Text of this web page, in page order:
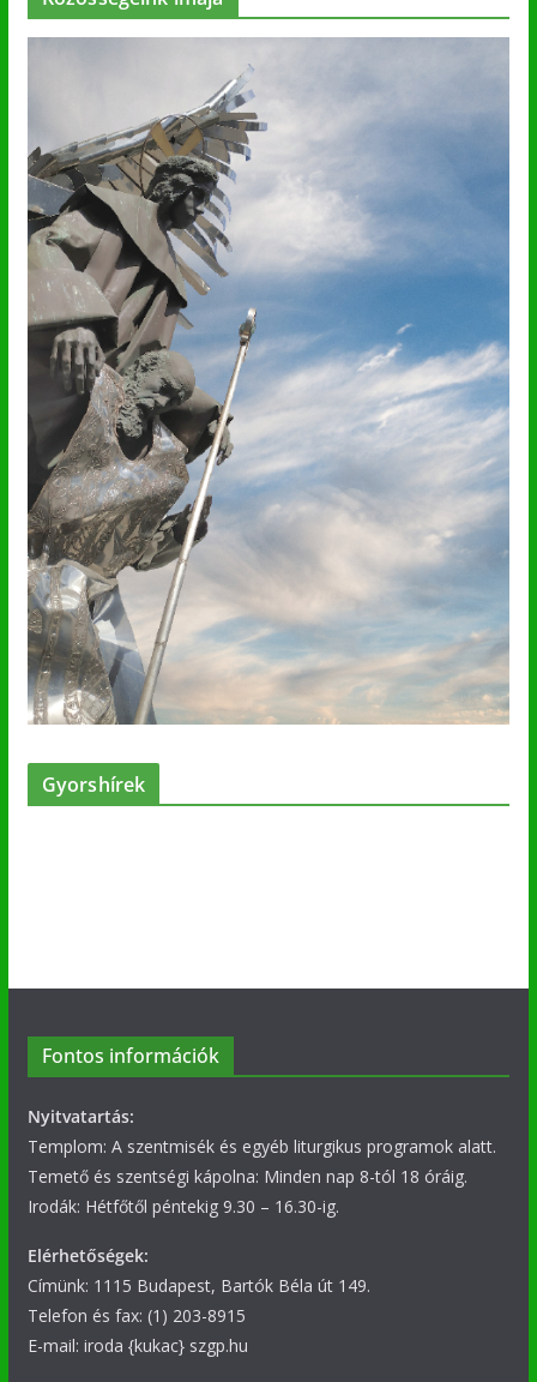
Gyorshírek
Fontos információk
Nyitvatartás:
Templom: A szentmisék és egyéb liturgikus programok alatt.
Temető és szentségi kápolna: Minden nap 8-tól 18 óráig.
Irodák: Hétfőtől péntekig 9.30 – 16.30-ig.
Elérhetőségek:
Címünk: 1115 Budapest, Bartók Béla út 149.
Telefon és fax: (1) 203-8915
E-mail: iroda {kukac} szgp.hu